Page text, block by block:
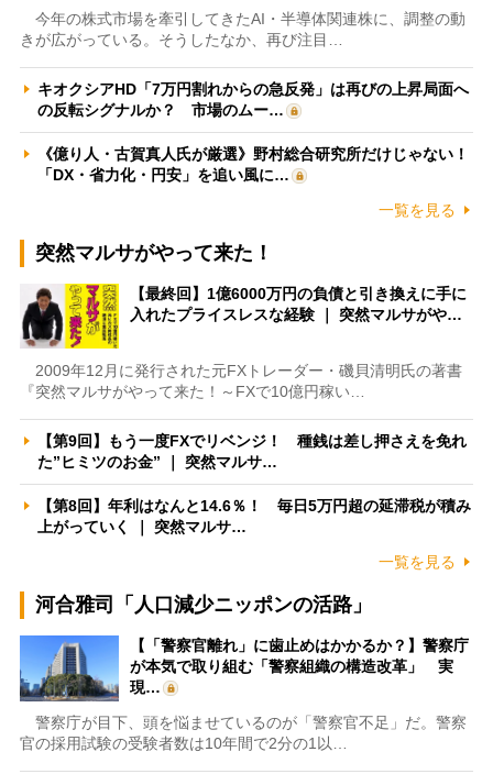
今年の株式市場を牽引してきたAI・半導体関連株に、調整の動
きが広がっている。そうしたなか、再び注目…
キオクシアHD「7万円割れからの急反発」は再びの上昇局面へ
の反転シグナルか？ 市場のムー…
《億り人・古賀真人氏が厳選》野村総合研究所だけじゃない！
「DX・省力化・円安」を追い風に…
一覧を見る
突然マルサがやって来た！
【最終回】1億6000万円の負債と引き換えに手に
入れたプライスレスな経験 ｜ 突然マルサがや…
2009年12月に発行された元FXトレーダー・磯貝清明氏の著書
『突然マルサがやって来た！～FXで10億円稼い…
【第9回】もう一度FXでリベンジ！ 種銭は差し押さえを免れ
た”ヒミツのお金” ｜ 突然マルサ…
【第8回】年利はなんと14.6％！ 毎日5万円超の延滞税が積み
上がっていく ｜ 突然マルサ…
一覧を見る
河合雅司「人口減少ニッポンの活路」
【「警察官離れ」に歯止めはかかるか？】警察庁
が本気で取り組む「警察組織の構造改革」 実
現…
警察庁が目下、頭を悩ませているのが「警察官不足」だ。警察
官の採用試験の受験者数は10年間で2分の1以…